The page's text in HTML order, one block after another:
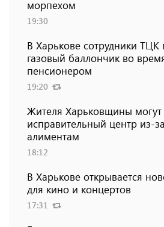
морпехом
19:30
В Харькове сотрудники
газовый баллончик во
пенсионером
19:20
Жителя Харьковщины могут
исправительный центр из-
алиментам
18:12
В Харькове открывается
для кино и концертов
17:31